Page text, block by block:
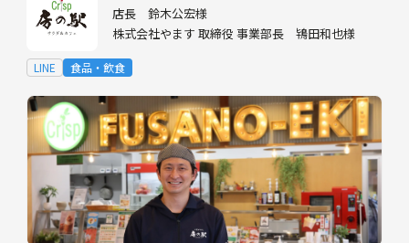
店長 鈴木公宏様
株式会社やます 取締役 事業部長 鴇田和也様
LINE 食品・飲食